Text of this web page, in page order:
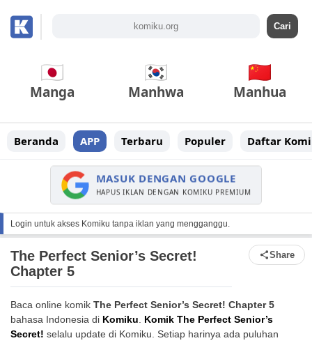
Manga Manhwa Manhua
Beranda APP Terbaru Populer Daftar
MASUK DENGAN GOOGLE
HAPUS IKLAN DENGAN KOMIKU PREMIUM
Login untuk akses Komiku tanpa iklan yang mengganggu.
The Perfect Senior’s Secret!
Chapter 5
Share
Baca online komik The Perfect Senior’s Secret! Chapter 5
bahasa Indonesia di Komiku. Komik The Perfect Senior’s
Secret! selalu update di Komiku. Setiap harinya ada puluhan